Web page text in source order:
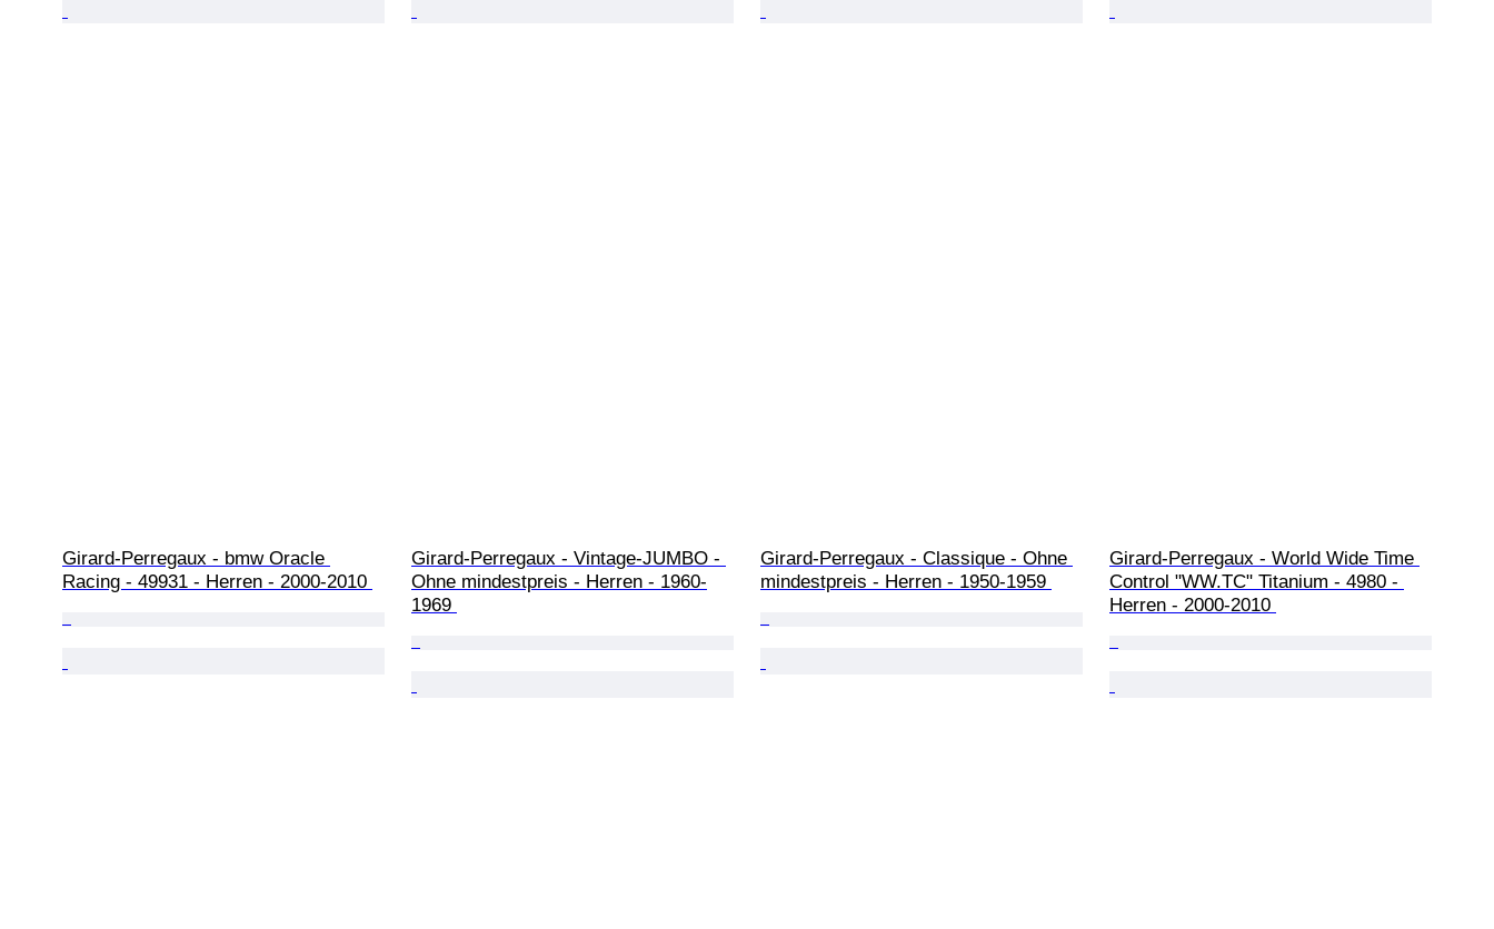
Girard-Perregaux - bmw Oracle
Racing - 49931 - Herren - 2000-2010
Girard-Perregaux - Vintage-JUMBO -
Ohne mindestpreis - Herren - 1960-
1969
Girard-Perregaux - Classique - Ohne
mindestpreis - Herren - 1950-1959
Girard-Perregaux - World Wide Time
Control "WW.TC" Titanium - 4980 -
Herren - 2000-2010